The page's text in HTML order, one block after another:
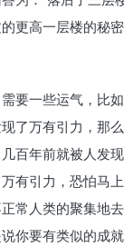
更高一层楼的秘密
要一些运气，比
了万有引力，那
百年前就被人发
有引力，恐怕马
常人类的聚集地
你要有类似的成